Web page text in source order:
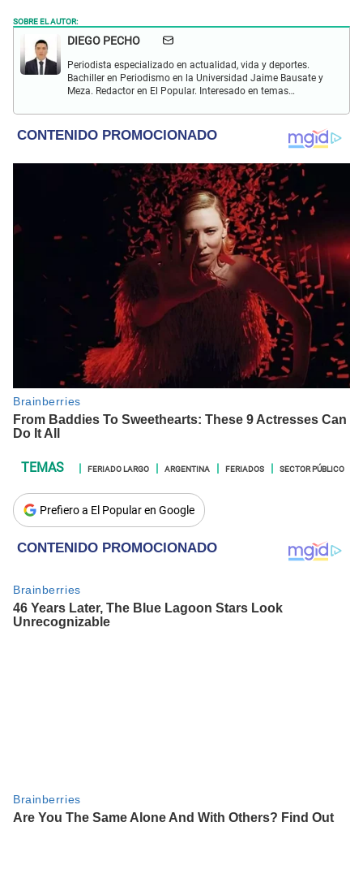
SOBRE EL AUTOR:
DIEGO PECHO
Periodista especializado en actualidad, vida y deportes.
Bachiller en Periodismo en la Universidad Jaime Bausate y
Meza. Redactor en El Popular. Interesado en temas
internacional, trucos caseros y educación.
FERIADO LARGO ARGENTINA FERIADOS SECTOR PÚBLICO
Prefiero a El Popular en Google